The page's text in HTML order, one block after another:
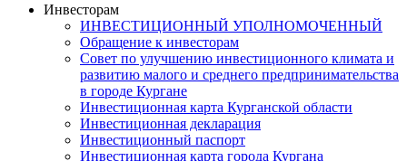
Инвесторам
ИНВЕСТИЦИОННЫЙ УПОЛНОМОЧЕННЫЙ
Обращение к инвесторам
Совет по улучшению инвестиционного климата и
развитию малого и среднего предпринимательства
в городе Кургане
Инвестиционная карта Курганской области
Инвестиционная декларация
Инвестиционный паспорт
Инвестиционная карта города Кургана